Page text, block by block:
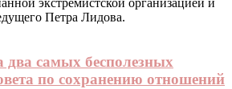
Петра Лидова.
два самых бесполезных
по сохранению отношений